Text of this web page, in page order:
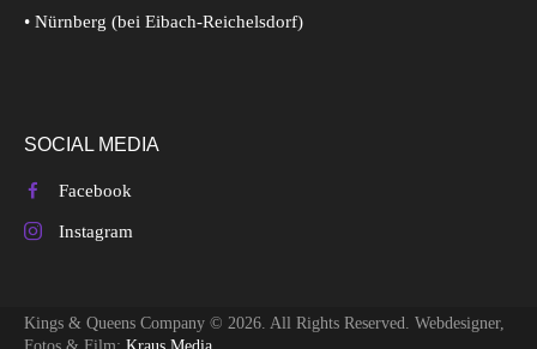
• Nürnberg (bei Eibach-Reichelsdorf)
SOCIAL MEDIA
Facebook
Instagram
Kings & Queens Company © 2026. All Rights Reserved. Webdesigner,